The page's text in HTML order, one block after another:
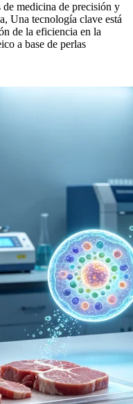
de medicina de precisión y
Una tecnología clave está
de la eficiencia en la
a base de perlas